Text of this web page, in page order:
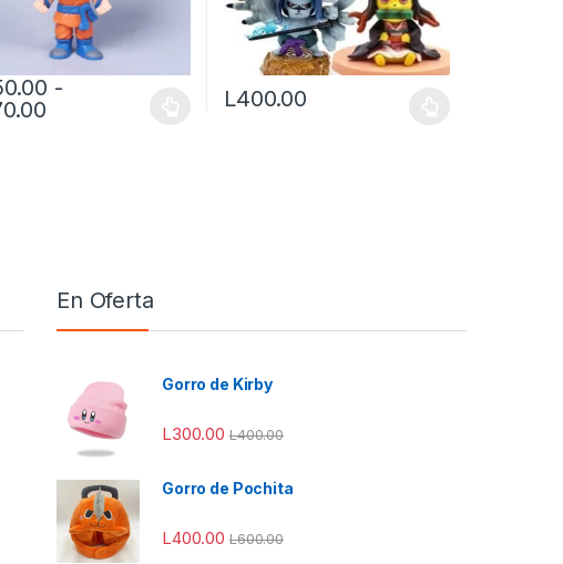
L450.00 hasta L500.00
opciones se pueden elegir en la página de producto
-
Rango de precios: desde L450.00 hasta L470.00
producto tiene múltiples variantes. Las opciones se pueden elegir en la
L400.00
En Oferta
Gorro de Kirby
L300.00 L400.00
Gorro de Pochita
L400.00 L600.00